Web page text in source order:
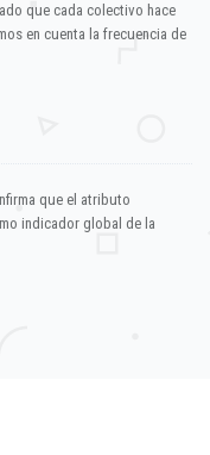
que cada colectivo hace
en cuenta la frecuencia de
que el atributo
indicador global de la